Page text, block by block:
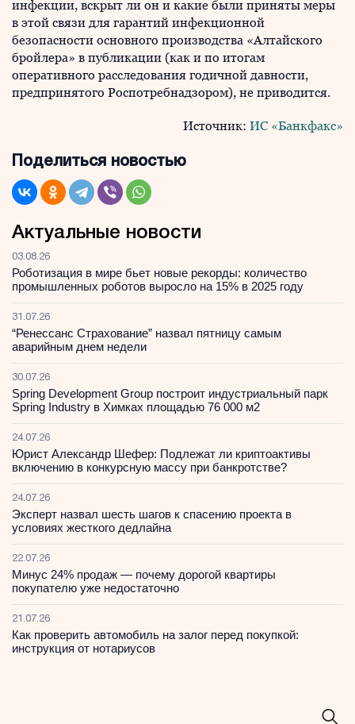
инфекции, вскрыт ли он и какие были приняты меры
в этой связи для гарантий инфекционной
безопасности основного производства «Алтайского
бройлера» в публикации (как и по итогам
оперативного расследования годичной давности,
предпринятого Роспотребнадзором), не приводится.
Источник: ИС «Банкфакс»
Поделиться новостью
Актуальные новости
03.08.26
Роботизация в мире бьет новые рекорды: количество
промышленных роботов выросло на 15% в 2025 году
31.07.26
“Ренессанс Страхование” назвал пятницу самым
аварийным днем недели
30.07.26
Spring Development Group построит индустриальный парк
Spring Industry в Химках площадью 76 000 м2
24.07.26
Юрист Александр Шефер: Подлежат ли криптоактивы
включению в конкурсную массу при банкротстве?
24.07.26
Эксперт назвал шесть шагов к спасению проекта в
условиях жесткого дедлайна
22.07.26
Минус 24% продаж — почему дорогой квартиры
покупателю уже недостаточно
21.07.26
Как проверить автомобиль на залог перед покупкой:
инструкция от нотариусов